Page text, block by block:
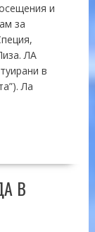
и
за
ЛА
в
Ла
В